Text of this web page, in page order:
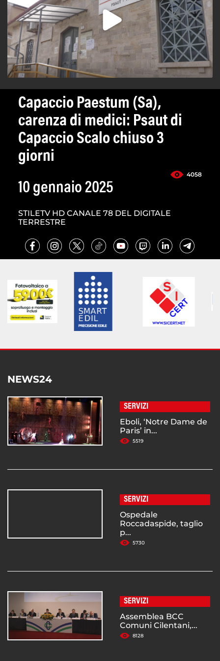
Capaccio Paestum (Sa),
carenza di medici: Psaut di
Capaccio Scalo chiuso 3
giorni
4058
10 gennaio 2025
STILETV HD CANALE 78 DEL DIGITALE
TERRESTRE
NEWS24
SERVIZI
Eboli, ‘Notre Dame de
Paris’ in...
5519
SERVIZI
Ospedale
Roccadaspide, taglio
p...
5730
SERVIZI
Assemblea BCC
Comuni Cilentani,...
8128